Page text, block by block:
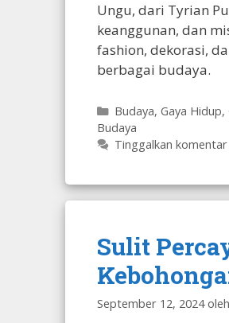
Ungu, dari Tyrian
keanggunan, dan
fashion, dekorasi,
berbagai budaya.
Kategori
Budaya, Gaya Hidup,
Budaya
Tinggalkan komentar
Sulit
September 12, 2024 oleh